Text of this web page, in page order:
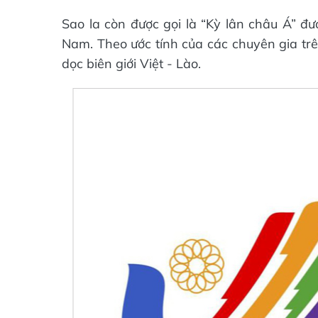
Sao la còn được gọi là “Kỳ lân châu Á”
Nam. Theo ước tính của các chuyên gia
dọc biên giới Việt - Lào.